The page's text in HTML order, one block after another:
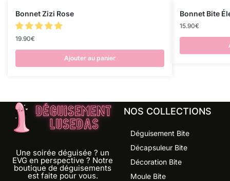
Bonnet Zizi Rose
19.90€
Ajouter au panier
Bonnet Bite
15.90€
Une soirée déguisée ? un
EVG en perspective ? Notre
boutique de déguisements
est faite pour vous.
NOS COLLECTIONS
Déguisement Bite
Décapsuleur Bite
Décoration Bite
Moule Bite